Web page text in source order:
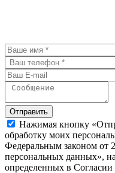
Отправить
Нажимая кнопку
обработку моих
Федеральным законом от
персональных данных»,
определенных в